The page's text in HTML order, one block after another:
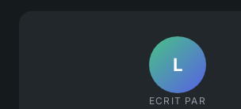
L
ECRIT PAR